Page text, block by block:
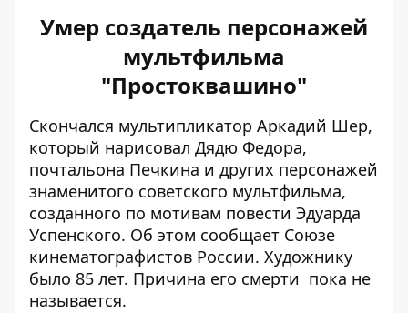
Умер создатель персонажей
мультфильма
"Простоквашино"
Скончался мультипликатор Аркадий Шер,
который нарисовал Дядю Федора,
почтальона Печкина и других персонажей
знаменитого советского мультфильма,
созданного по мотивам повести Эдуарда
Успенского. Об этом сообщает Союзе
кинематографистов России. Художнику
было 85 лет. Причина его смерти пока не
называется.